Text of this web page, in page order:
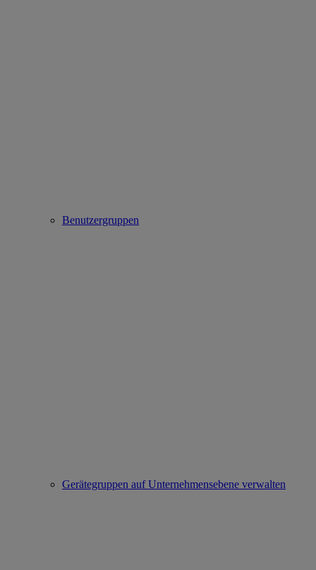
Benutzergruppen
Gerätegruppen auf Unternehmensebene verwalten